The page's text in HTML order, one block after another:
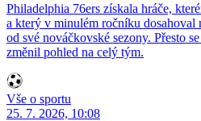
Philadelphia 76ers získala hráče,
a který v minulém ročníku dosahoval
od své nováčkovské sezony. Přesto
změnil pohled na celý tým.
Vše o sportu
25. 7. 2026, 10:08